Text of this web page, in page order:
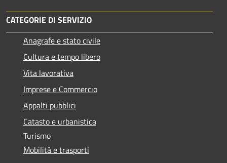
CATEGORIE DI SERVIZIO
Anagrafe e stato civile
Cultura e tempo libero
Vita lavorativa
Imprese e Commercio
Appalti pubblici
Catasto e urbanistica
Turismo
Mobilità e trasporti